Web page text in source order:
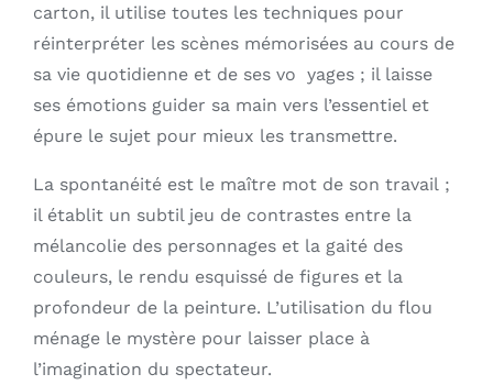
carton, il utilise toutes les techniques pour
réinterpréter les scènes mémorisées au cours de
sa vie quotidienne et de ses vo yages ; il laisse
ses émotions guider sa main vers l’essentiel et
épure le sujet pour mieux les transmettre.
La spontanéité est le maître mot de son travail ;
il établit un subtil jeu de contrastes entre la
mélancolie des personnages et la gaité des
couleurs, le rendu esquissé de figures et la
profondeur de la peinture. L’utilisation du flou
ménage le mystère pour laisser place à
l’imagination du spectateur.